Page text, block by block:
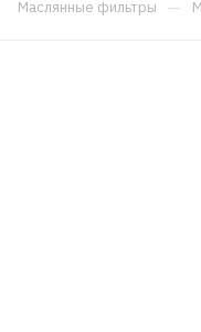
Маслянные фильтры —